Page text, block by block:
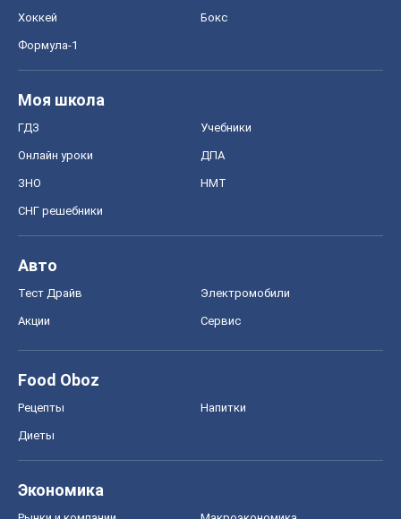
Хоккей Бокс
Формула-1
Моя школа
ГДЗ Учебники
Онлайн уроки ДПА
ЗНО НМТ
СНГ решебники
Авто
Тест Драйв Электромобили
Акции Сервис
Food Oboz
Рецепты Напитки
Диеты
Экономика